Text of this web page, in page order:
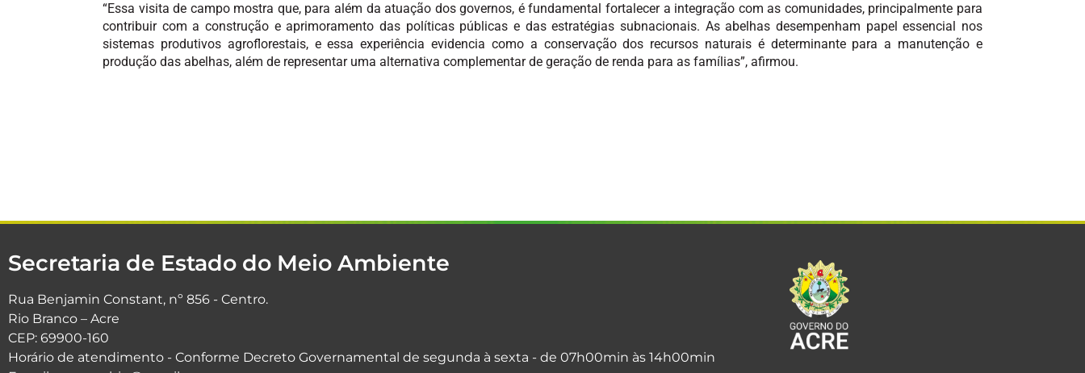
“Essa visita de campo mostra que, para além da atuação dos governos, é fundamental fortalecer a integração com as comunidades, principalmente para
contribuir com a construção e aprimoramento das políticas públicas e das estratégias subnacionais. As abelhas desempenham papel essencial nos
sistemas produtivos agroflorestais, e essa experiência evidencia como a conservação dos recursos naturais é determinante para a manutenção e
produção das abelhas, além de representar uma alternativa complementar de geração de renda para as famílias”, afirmou.
Secretaria de Estado do Meio Ambiente
Rua Benjamin Constant, nº 856 - Centro.
Rio Branco – Acre
CEP: 69900-160
Horário de atendimento - Conforme Decreto Governamental de segunda à sexta - de 07h00min às 14h00min